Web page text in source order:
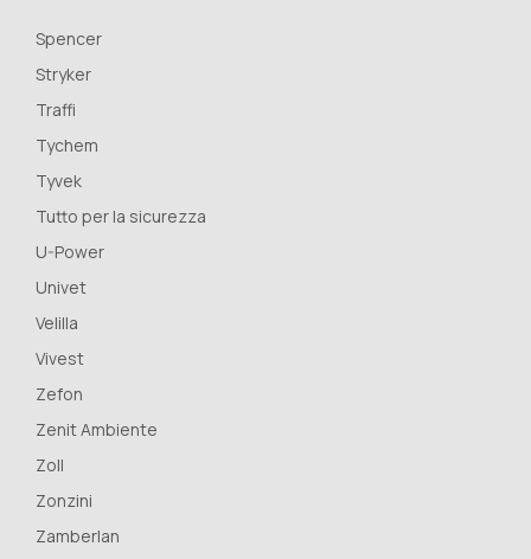
Spencer
Stryker
Traffi
Tychem
Tyvek
Tutto per la sicurezza
U-Power
Univet
Velilla
Vivest
Zefon
Zenit Ambiente
Zoll
Zonzini
Zamberlan